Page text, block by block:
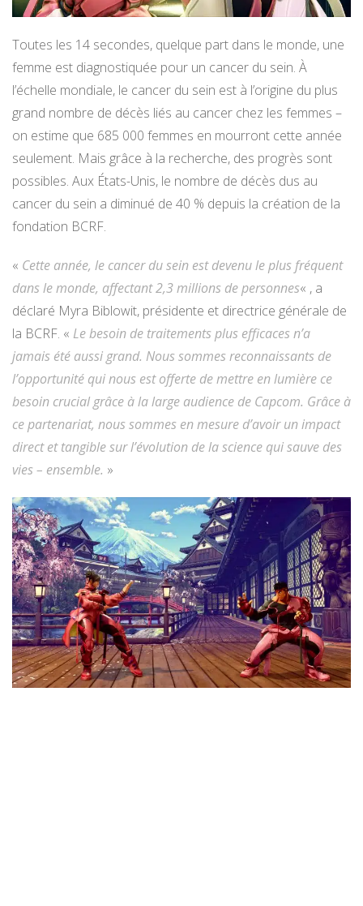
Toutes les 14 secondes, quelque part dans le monde, une
femme est diagnostiquée pour un cancer du sein. À
l’échelle mondiale, le cancer du sein est à l’origine du plus
grand nombre de décès liés au cancer chez les femmes –
on estime que 685 000 femmes en mourront cette année
seulement. Mais grâce à la recherche, des progrès sont
possibles. Aux États-Unis, le nombre de décès dus au
cancer du sein a diminué de 40 % depuis la création de la
fondation BCRF.
« Cette année, le cancer du sein est devenu le plus fréquent
dans le monde, affectant 2,3 millions de personnes« , a
déclaré Myra Biblowit, présidente et directrice générale de
la BCRF. « Le besoin de traitements plus efficaces n’a
jamais été aussi grand. Nous sommes reconnaissants de
l’opportunité qui nous est offerte de mettre en lumière ce
besoin crucial grâce à la large audience de Capcom. Grâce à
ce partenariat, nous sommes en mesure d’avoir un impact
direct et tangible sur l’évolution de la science qui sauve des
vies – ensemble. »